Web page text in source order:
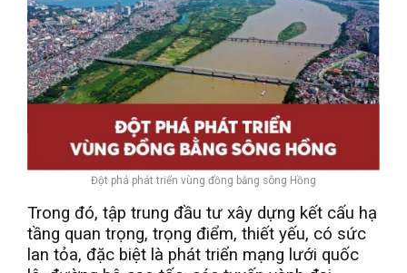
Đột phá phát triển vùng đồng bằng sông Hồng
Trong đó, tập trung đầu tư xây dựng kết cấu hạ
tầng quan trọng, trọng điểm, thiết yếu, có sức
lan tỏa, đặc biệt là phát triển mạng lưới quốc